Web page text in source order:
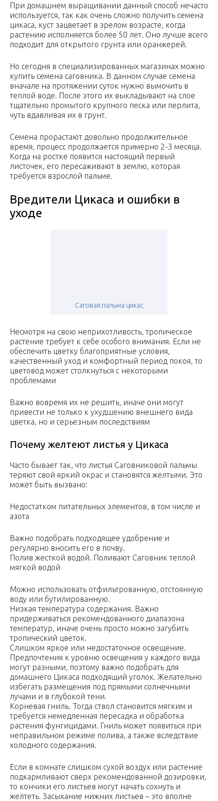
При домашнем выращивании данный способ нечасто
используется, так как очень сложно получить семена
цикаса, куст зацветает в зрелом возрасте, когда
растению исполняется более 50 лет. Оно лучше всего
подходит для открытого грунта или оранжерей.
Но сегодня в специализированных магазинах можно
купить семена саговника. В данном случае семена
вначале на протяжении суток нужно вымочить в
теплой воде. После этого их выкладывают на слое
тщательно промытого крупного песка или перлита,
чуть вдавливая их в грунт.
Семена прорастают довольно продолжительное
время, процесс продолжается примерно 2-3 месяца.
Когда на ростке появится настоящий первый
листочек, его пересаживают в землю, которая
требуется взрослой пальме.
Вредители Цикаса и ошибки в
уходе
Саговая пальма цикас
Несмотря на свою неприхотливость, тропическое
растение требует к себе особого внимания. Если не
обеспечить цветку благоприятные условия,
качественный уход и комфортный период покоя, то
цветовод может столкнуться с некоторыми
проблемами
Важно вовремя их не решить, иначе они могут
привести не только к ухудшению внешнего вида
цветка, но и серьезным последствиям
Почему желтеют листья у Цикаса
Часто бывает так, что листья Саговниковой пальмы
теряют свой яркий окрас и становятся желтыми. Это
может быть вызвано:
Недостатком питательных элементов, в том числе и
азота
Важно подобрать подходящее удобрение и
регулярно вносить его в почву.
Полив жесткой водой. Поливают Саговник теплой
мягкой водой
Можно использовать отфильтрованную, отстоянную
воду или бутилированную.
Низкая температура содержания. Важно
придерживаться рекомендованного диапазона
температур, иначе очень просто можно загубить
тропический цветок.
Слишком яркое или недостаточное освещение.
Предпочтения к уровню освещения у каждого вида
могут разными, поэтому важно подобрать для
домашнего Цикаса подходящий уголок. Желательно
избегать размещения под прямыми солнечными
лучами и в глубокой тени.
Корневая гниль. Тогда ствол становится мягким и
требуется немедленная пересадка и обработка
растения фунгицидами. Гниль может появиться при
неправильном режиме полива, а также вследствие
холодного содержания.
Если в комнате слишком сухой воздух или растение
подкармливают сверх рекомендованной дозировки,
то кончики его листьев могут начать сохнуть и
желтеть. Засыхание нижних листьев – это вполне